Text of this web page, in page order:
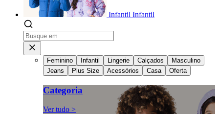
Infantil Infantil
Feminino Infantil Lingerie Calçados
Masculino
Jeans
Plus Size Acessórios Casa Oferta
Categoria
Ver tudo >